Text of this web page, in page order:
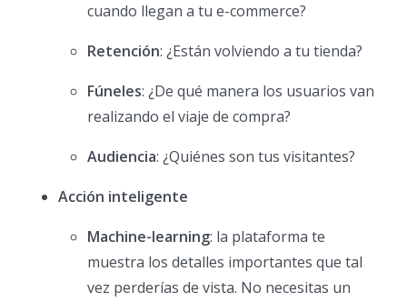
cuando llegan a tu e-commerce?
Retención: ¿Están volviendo a tu tienda?
Fúneles: ¿De qué manera los usuarios van
realizando el viaje de compra?
Audiencia: ¿Quiénes son tus visitantes?
Acción inteligente
Machine-learning: la plataforma te
muestra los detalles importantes que tal
vez perderías de vista. No necesitas un